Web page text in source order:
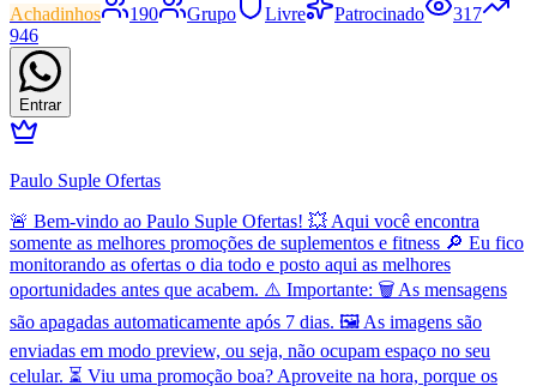
Achadinhos 190 Grupo Livre Patrocinado
317
946
Entrar
Paulo Suple Ofertas
🚨 Bem-vindo ao Paulo Suple Ofertas! 💥 Aqui você encontra
somente as melhores promoções de suplementos e fitness 🔎 Eu fico
monitorando as ofertas o dia todo e posto aqui as melhores
oportunidades antes que acabem. ⚠️ Importante: 🗑️ As mensagens
são apagadas automaticamente após 7 dias. 🖼️ As imagens são
enviadas em modo preview, ou seja, não ocupam espaço no seu
celular. ⏳ Viu uma promoção boa? Aproveite na hora, porque os